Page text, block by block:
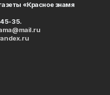
«Красное знамя
35.